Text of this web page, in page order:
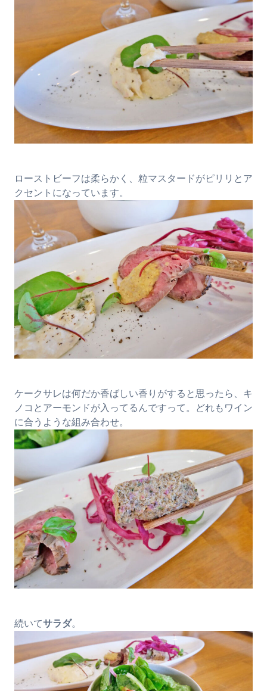
ローストビーフは柔らかく、粒マスタードがピリリとア
クセントになっています。
ケークサレは何だか香ばしい香りがすると思ったら、キ
ノコとアーモンドが入ってるんですって。どれもワイン
に合うような組み合わせ。
続いてサラダ。